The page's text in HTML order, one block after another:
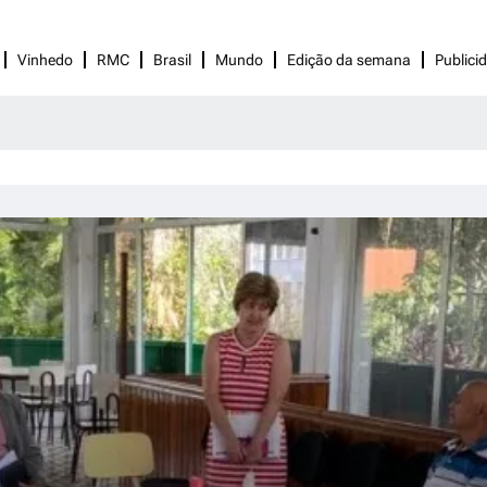
Vinhedo RMC Brasil Mundo Edição da semana